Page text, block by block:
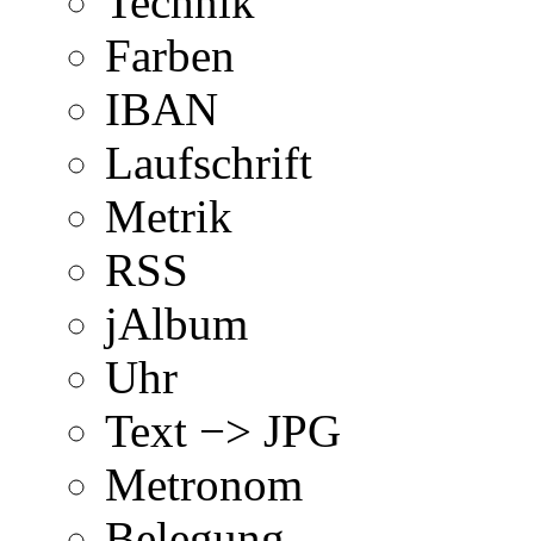
Farben
IBAN
Laufschrift
Metrik
RSS
jAlbum
Uhr
Text −> JPG
Metronom